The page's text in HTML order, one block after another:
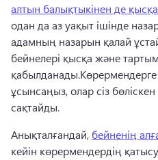
алтын балықтыкінен де қысқа
одан да аз уақыт ішінде
адамның назарын қалай
бейнелері қысқа және
қабылданады.
ұсынсаңыз, олар сіз
сақтайды.
Анықталғандай, бейненің
кейін көрермендердің